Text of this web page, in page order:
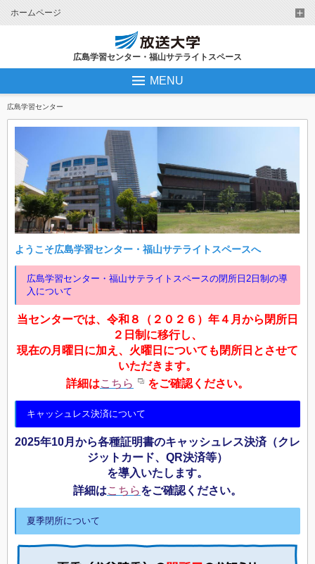
ホームページ
広島学習センター・福山サテライトスペース
MENU
広島学習センター
ようこそ広島学習センター・福山サテライトスペースへ
広島学習センター・福山サテライトスペースの閉所日2日制の導
入について
当センターでは、令和８（２０２６）年４月から閉所日
２日制に移行し、
現在の月曜日に加え、火曜日についても閉所日とさせて
いただきます。
詳細はこちら をご確認ください。
キャッシュレス決済について
2025年10月から各種証明書のキャッシュレス決済（クレ
ジットカード、QR決済等）
を導入いたします。
詳細はこちらをご確認ください。
夏季閉所について